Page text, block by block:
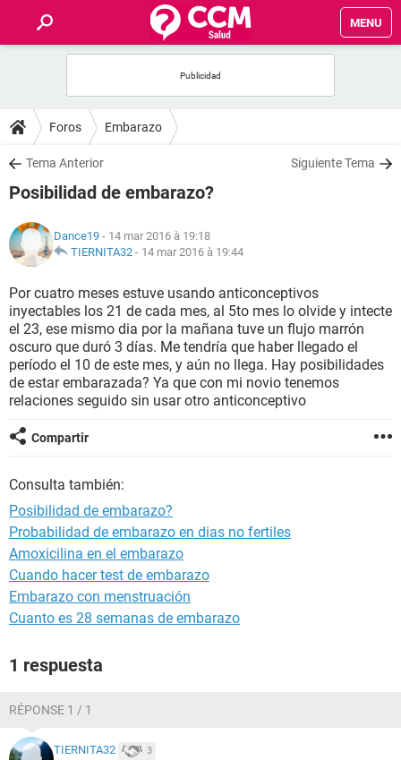
MENU
FORUMS
SALUD
NUTRICIÓN
BIENESTAR
SEXUALIDAD
GLOSARIO
Foros Embarazo
Tema Anterior Siguiente Tema
Posibilidad de embarazo?
Dance19 - 14 mar 2016 à 19:18
TIERNITA32 - 14 mar 2016 à 19:44
Por cuatro meses estuve usando anticonceptivos
inyectables los 21 de cada mes, al 5to mes lo olvide y intecte
el 23, ese mismo dia por la mañana tuve un flujo marrón
oscuro que duró 3 días. Me tendría que haber llegado el
período el 10 de este mes, y aún no llega. Hay posibilidades
de estar embarazada? Ya que con mi novio tenemos
relaciones seguido sin usar otro anticonceptivo
Compartir
Consulta también:
Posibilidad de embarazo?
Probabilidad de embarazo en dias no fertiles
Amoxicilina en el embarazo
Cuando hacer test de embarazo
Embarazo con menstruación
Cuanto es 28 semanas de embarazo
1 respuesta
RÉPONSE 1 / 1
TIERNITA32 3